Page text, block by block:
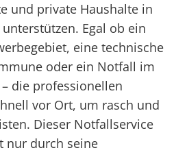
und private Haushalte in
Egal ob ein
eine technische
oder ein Notfall im
die professionellen
vor Ort, um rasch und
Dieser Notfallservice
nur durch seine